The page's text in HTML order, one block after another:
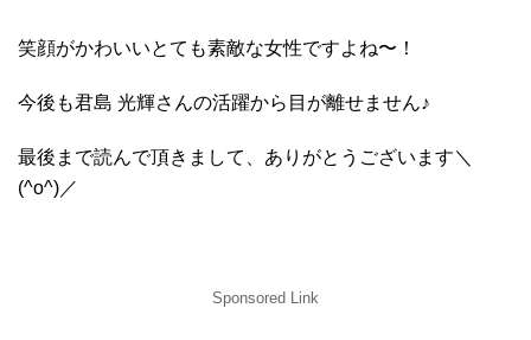
笑顔がかわいいとても素敵な女性ですよね〜！
今後も君島 光輝さんの活躍から目が離せません♪
最後まで読んで頂きまして、ありがとうございます＼
(^o^)／
Sponsored Link